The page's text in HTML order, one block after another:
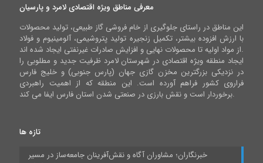
معرفی مناطق ویژه اقتصادی لامرد و پارسیان
این مناطق در راستای جلوگیری از خام فروشی گاز طبیعی، تولید محصولات
با ارزش افزوده بیشتر، تکمیل زنجیره تولید پتروشیمی، آلومینیوم و فولاد
از مواد اولیه تا محصولات نهایی و افزایش صادرات غیرنفتی ایجاد شده اند.
ایجاد منطقه ویژه اقتصادی در شهرستان لامرد ظرفیت جدید و مطلوبی را
در نزدیکی بزرگترین مخزن گازی جهان (پارس جنوبی) و خلیج فارس
فراروی کشور فراهم آورده است. این منطقه که از اهمیت راهبردی
برخوردار است و نقش بارزی در صنعتی شدن استان فارس ایفا می کند.
تازه ها
خبرنگاران؛ مشاوران آگاه و نقش‌آفرینان جامعه‌ساز در مسیر